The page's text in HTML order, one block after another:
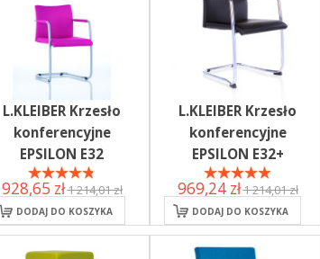
L.KLEIBER Krzesło
konferencyjne
EPSILON E32
928,65 zł1 214,01 zł
DODAJ DO KOSZYKA
L.KLEIBER Krzesło
konferencyjne
EPSILON E32+
969,24 zł1 214,01 zł
DODAJ DO KOSZYKA